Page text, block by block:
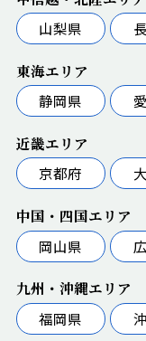
山梨県
東海エリア
静岡県
近畿エリア
京都府
中国・四国エリア
岡山県
九州・沖縄エリア
福岡県